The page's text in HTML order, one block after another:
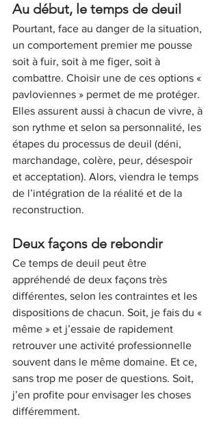
Au début, le temps de deuil
Pourtant, face au danger de la situation,
un comportement premier me pousse
soit à fuir, soit à me figer, soit à
combattre. Choisir une de ces options «
pavloviennes » permet de me protéger.
Elles assurent aussi à chacun de vivre, à
son rythme et selon sa personnalité, les
étapes du processus de deuil (déni,
marchandage, colère, peur, désespoir
et acceptation). Alors, viendra le temps
de l’intégration de la réalité et de la
reconstruction.
Deux façons de rebondir
Ce temps de deuil peut être
appréhendé de deux façons très
différentes, selon les contraintes et les
dispositions de chacun. Soit, je fais du «
même » et j’essaie de rapidement
retrouver une activité professionnelle
souvent dans le même domaine. Et ce,
sans trop me poser de questions. Soit,
j’en profite pour envisager les choses
différemment.